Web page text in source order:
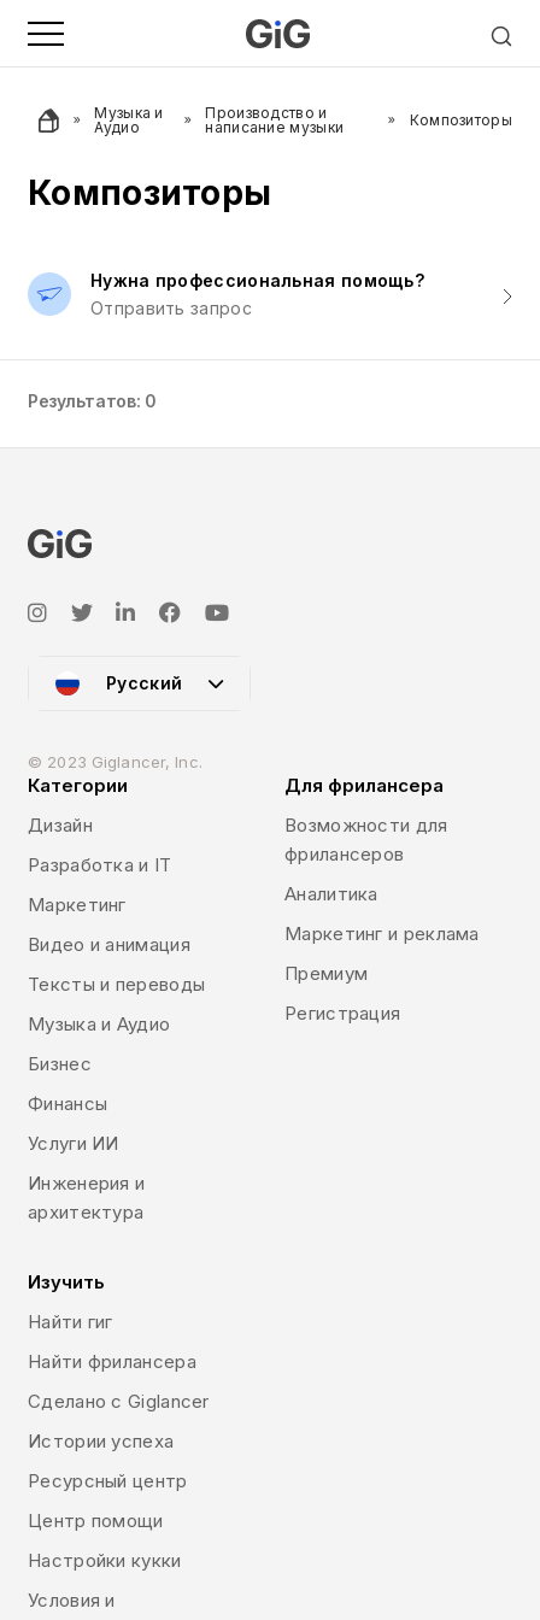
Музыка и
Аудио
Производство и
написание музыки
Композиторы
Композиторы
Нужна профессиональная помощь?
Отправить запрос
Результатов: 0
Русский
© 2023 Giglancer, Inc.
Категории
Дизайн
Разработка и IT
Маркетинг
Видео и анимация
Тексты и переводы
Музыка и Аудио
Бизнес
Финансы
Услуги ИИ
Инженерия и
архитектура
Для фрилансера
Возможности для
фрилансеров
Аналитика
Маркетинг и реклама
Премиум
Регистрация
Изучить
Найти гиг
Найти фрилансера
Сделано с Giglancer
Истории успеха
Ресурсный центр
Центр помощи
Настройки кукки
Условия и